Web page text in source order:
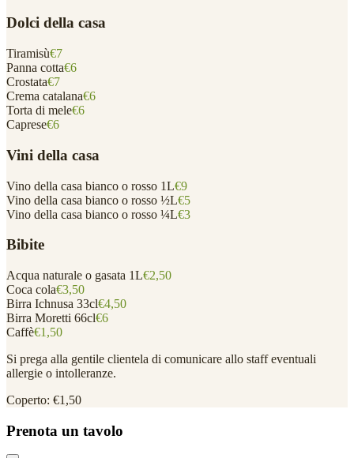
Dolci della casa
Tiramisù€7
Panna cotta€6
Crostata€7
Crema catalana€6
Torta di mele€6
Caprese€6
Vini della casa
Vino della casa bianco o rosso 1L€9
Vino della casa bianco o rosso ½L€5
Vino della casa bianco o rosso ¼L€3
Bibite
Acqua naturale o gasata 1L€2,50
Coca cola€3,50
Birra Ichnusa 33cl€4,50
Birra Moretti 66cl€6
Caffè€1,50
Si prega alla gentile clientela di comunicare allo staff eventuali
allergie o intolleranze.
Coperto: €1,50
Prenota un tavolo